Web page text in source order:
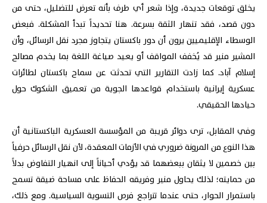
يخلق توقعات جديدة، وإذا شعر أي طرف بأنه تعرض للتضليل، حتى من
دون قصد، فقد تنهار الثقة بسرعة. هنا تحديداً تبدأ المشكلة. فبعض
الوسطاء الإقليميين يرون أن دور باكستان يتجاوز مجرد نقل الرسائل، وأن
المشير منير قد يُخفف المواقف أو يعيد صياغة اللغة بما يخدم مصالح
إسلام آباد. كما زادت التقارير التي تحدثت عن سماح باكستان لطائرات
عسكرية إيرانية باستخدام قواعدها الجوية من تعميق الشكوك حول
حيادها الحقيقي.
وفي المقابل، ترى دوائر قريبة من المؤسسة العسكرية الباكستانية أن
هذا النوع من المرونة ضروري في الأزمات المعقدة، لأن نقل الرسائل حرفياً
بين خصمين لا يثقان ببعضهما قد يؤدي أحياناً إلى انهيار التفاوض بدلاً
من حمايته؛ لذلك يحاول منير وفريقه الحفاظ على مساحة ضيقة تسمح
باستمرار الحوار، حتى عندما تتراجع فرص التسوية السياسية. ومع ذلك،